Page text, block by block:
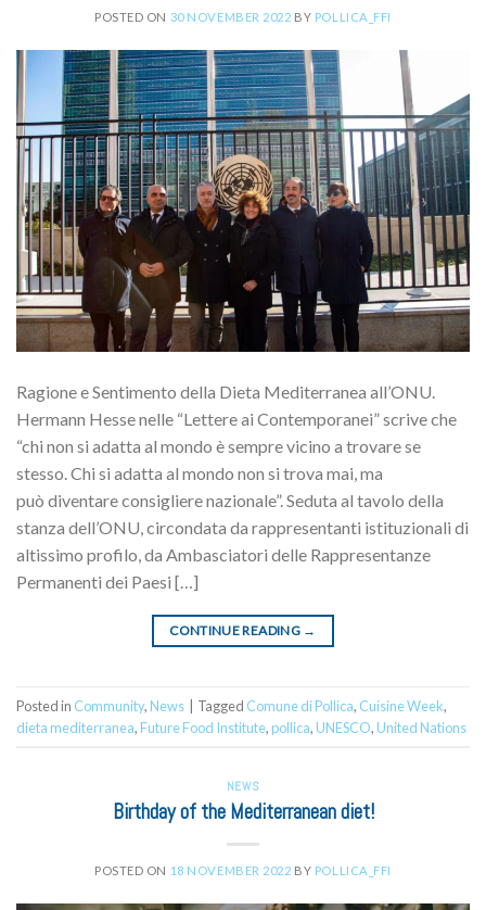
POSTED ON 30 NOVEMBER 2022 BY POLLICA_FFI
Ragione e Sentimento della Dieta Mediterranea all’ONU.
Hermann Hesse nelle “Lettere ai Contemporanei” scrive che
“chi non si adatta al mondo è sempre vicino a trovare se
stesso. Chi si adatta al mondo non si trova mai, ma
può diventare consigliere nazionale”. Seduta al tavolo della
stanza dell’ONU, circondata da rappresentanti istituzionali di
altissimo profilo, da Ambasciatori delle Rappresentanze
Permanenti dei Paesi […]
CONTINUE READING →
Posted in Community, News | Tagged Comune di Pollica, Cuisine Week,
dieta mediterranea, Future Food Institute, pollica, UNESCO, United Nations
NEWS
Birthday of the Mediterranean diet!
POSTED ON 18 NOVEMBER 2022 BY POLLICA_FFI